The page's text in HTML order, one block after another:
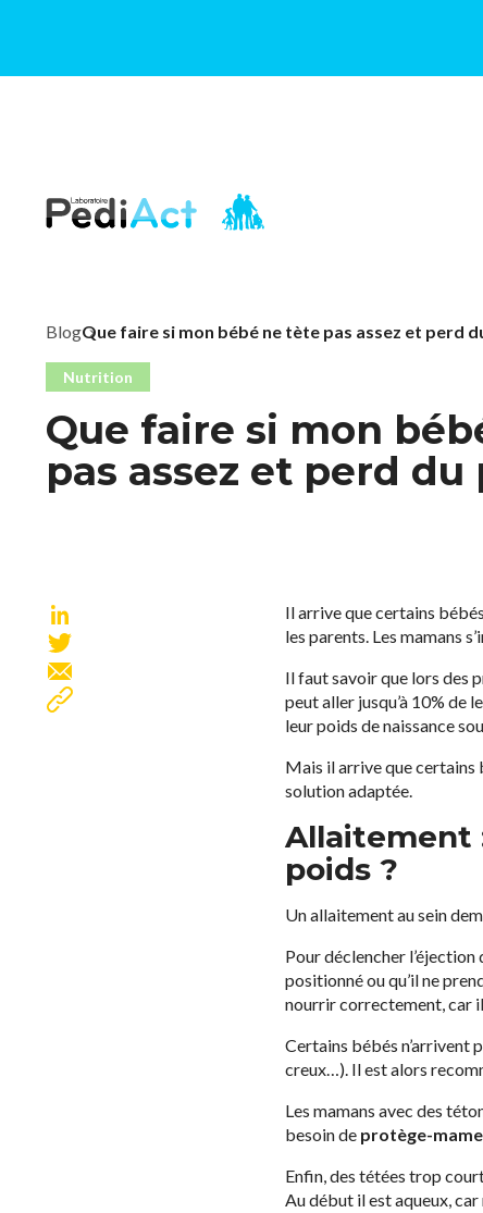
BlogQue faire si mon bébé ne tète pas assez et perd
Nutrition
Que faire si mon
pas assez et perd du
Il arrive que certains
les parents. Les mamans
Il faut savoir que lors des
peut aller jusqu’à 10% de
leur poids de naissance
Mais il arrive que certains
solution adaptée.
Allaitement
poids ?
Un allaitement au sein
Pour déclencher
positionné ou qu’il ne
nourrir correctement, car
Certains bébés n’arrivent
creux…). Il est alors
Les mamans avec des
besoin de protège-
Enfin, des tétées trop
Au début il est aqueux,